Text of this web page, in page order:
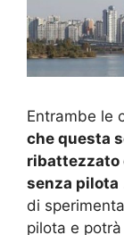
Entrambe le
che questa
ribattezzato
senza pilota
di
pilota e